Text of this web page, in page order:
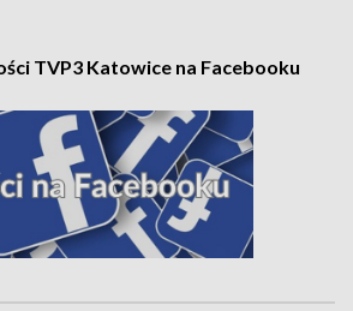
TVP3 Katowice na Facebooku